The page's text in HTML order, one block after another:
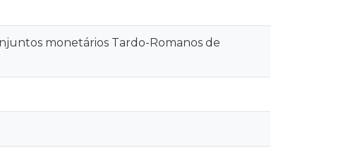
monetários Tardo-Romanos de